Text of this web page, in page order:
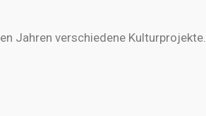
Jahren verschiedene Kulturprojekte.